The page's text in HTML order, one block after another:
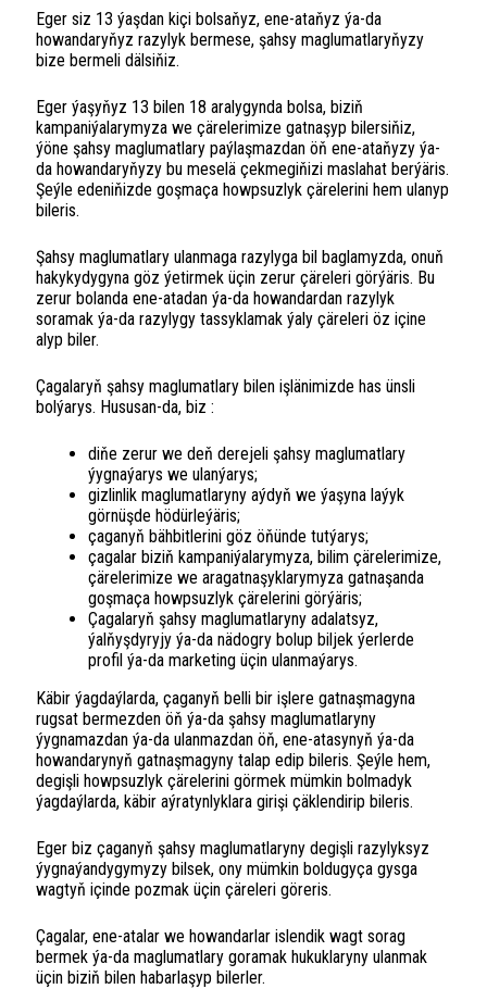
Eger siz 13 ýaşdan kiçi bolsaňyz, ene-ataňyz ýa-da
howandaryňyz razylyk bermese, şahsy maglumatlaryňyzy
bize bermeli dälsiňiz.
Eger ýaşyňyz 13 bilen 18 aralygynda bolsa, biziň
kampaniýalarymyza we çärelerimize gatnaşyp bilersiňiz,
ýöne şahsy maglumatlary paýlaşmazdan öň ene-ataňyzy ýa-
da howandaryňyzy bu meselä çekmegiňizi maslahat berýäris.
Şeýle edeniňizde goşmaça howpsuzlyk çärelerini hem ulanyp
bileris.
Şahsy maglumatlary ulanmaga razylyga bil baglamyzda, onuň
hakykydygyna göz ýetirmek üçin zerur çäreleri görýäris. Bu
zerur bolanda ene-atadan ýa-da howandardan razylyk
soramak ýa-da razylygy tassyklamak ýaly çäreleri öz içine
alyp biler.
Çagalaryň şahsy maglumatlary bilen işlänimizde has ünsli
bolýarys. Hususan-da, biz :
diňe zerur we deň derejeli şahsy maglumatlary
ýygnaýarys we ulanýarys;
gizlinlik maglumatlaryny aýdyň we ýaşyna laýyk
görnüşde hödürleýäris;
çaganyň bähbitlerini göz öňünde tutýarys;
çagalar biziň kampaniýalarymyza, bilim çärelerimize,
çärelerimize we aragatnaşyklarymyza gatnaşanda
goşmaça howpsuzlyk çärelerini görýäris;
Çagalaryň şahsy maglumatlaryny adalatsyz,
ýalňyşdyryjy ýa-da nädogry bolup biljek ýerlerde
profil ýa-da marketing üçin ulanmaýarys.
Käbir ýagdaýlarda, çaganyň belli bir işlere gatnaşmagyna
rugsat bermezden öň ýa-da şahsy maglumatlaryny
ýygnamazdan ýa-da ulanmazdan öň, ene-atasynyň ýa-da
howandarynyň gatnaşmagyny talap edip bileris. Şeýle hem,
degişli howpsuzlyk çärelerini görmek mümkin bolmadyk
ýagdaýlarda, käbir aýratynlyklara girişi çäklendirip bileris.
Eger biz çaganyň şahsy maglumatlaryny degişli razylyksyz
ýygnaýandygymyzy bilsek, ony mümkin boldugyça gysga
wagtyň içinde pozmak üçin çäreleri göreris.
Çagalar, ene-atalar we howandarlar islendik wagt sorag
bermek ýa-da maglumatlary goramak hukuklaryny ulanmak
üçin biziň bilen habarlaşyp bilerler.